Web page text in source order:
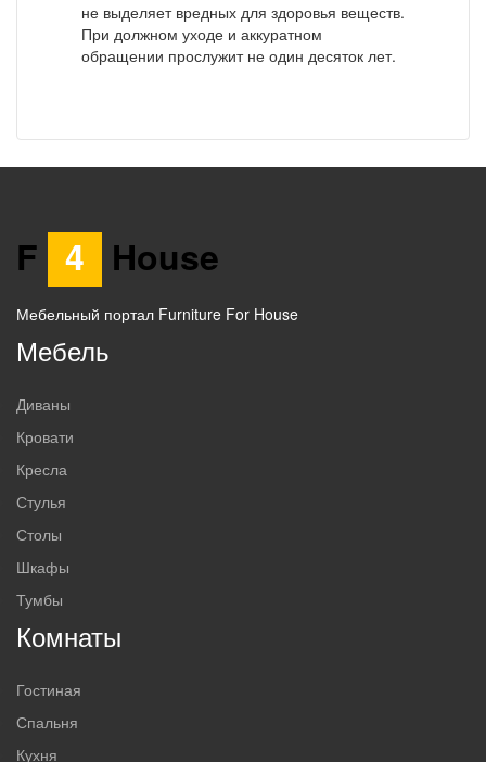
не выделяет вредных для здоровья веществ.
При должном уходе и аккуратном
обращении прослужит не один десяток лет.
F 4 House
Мебельный портал Furniture For House
Мебель
Диваны
Кровати
Кресла
Стулья
Столы
Шкафы
Тумбы
Комнаты
Гостиная
Спальня
Кухня